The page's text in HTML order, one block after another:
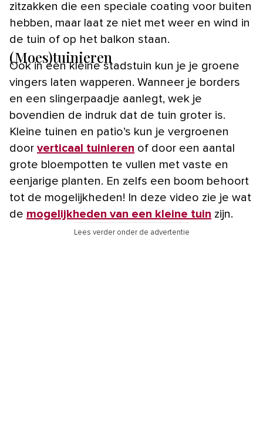
zitzakken die een speciale coating voor buiten
hebben, maar laat ze niet met weer en wind in
de tuin of op het balkon staan.
(Moes)tuinieren
Ook in een kleine stadstuin kun je je groene
vingers laten wapperen. Wanneer je borders
en een slingerpaadje aanlegt, wek je
bovendien de indruk dat de tuin groter is.
Kleine tuinen en patio’s kun je vergroenen
door verticaal tuinieren of door een aantal
grote bloempotten te vullen met vaste en
eenjarige planten. En zelfs een boom behoort
tot de mogelijkheden! In deze video zie je wat
de mogelijkheden van een kleine tuin zijn.
Lees verder onder de advertentie